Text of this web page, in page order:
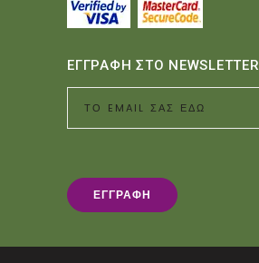
ΕΓΓΡΑΦΗ ΣΤΟ NEWSLETTER